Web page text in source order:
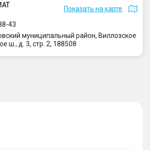
Показать на карте
43
муниципальный район, Виллозское
ш., д. 3, стр. 2, 188508